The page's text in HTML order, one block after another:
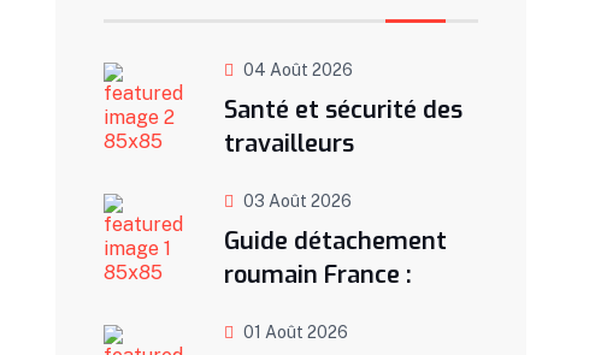
04 Août 2026
Santé et sécurité des
travailleurs
03 Août 2026
Guide détachement
roumain France :
01 Août 2026